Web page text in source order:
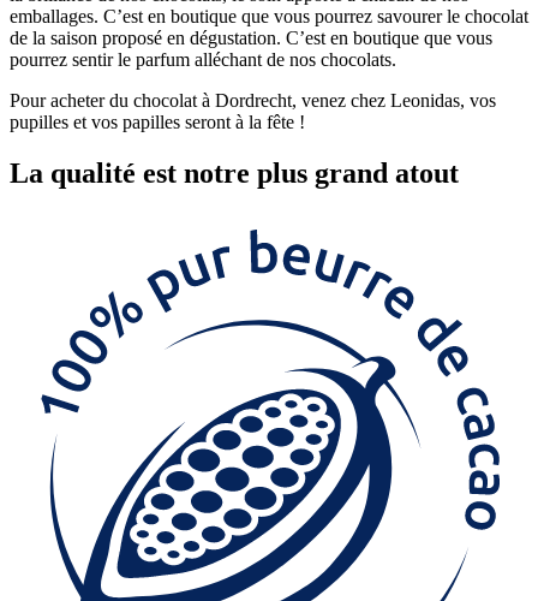
emballages. C’est en boutique que vous pourrez savourer le chocolat
de la saison proposé en dégustation. C’est en boutique que vous
pourrez sentir le parfum alléchant de nos chocolats.
Pour acheter du chocolat à Dordrecht, venez chez Leonidas, vos
pupilles et vos papilles seront à la fête !
La qualité est notre plus grand atout